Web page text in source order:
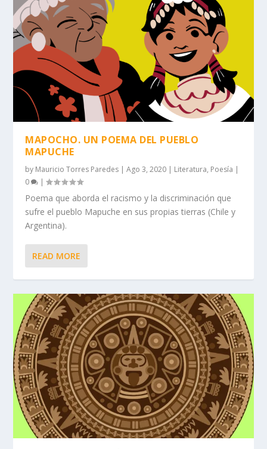
MAPOCHO. UN POEMA DEL PUEBLO
MAPUCHE
by Mauricio Torres Paredes |Ago 3, 2020 | Literatura, Poesía |
0
|
Poema que aborda el racismo y la discriminación que
sufre el pueblo Mapuche en sus propias tierras (Chile y
Argentina).
READ MORE